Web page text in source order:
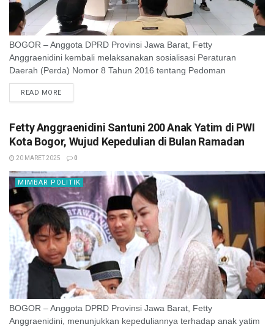
BOGOR – Anggota DPRD Provinsi Jawa Barat, Fetty
Anggraenidini kembali melaksanakan sosialisasi Peraturan
Daerah (Perda) Nomor 8 Tahun 2016 tentang Pedoman
Pelayanan Kepemudaan. Dalam giat Sosialisasi Perda (Sosper)
kali ini, ...
READ MORE
Fetty Anggraenidini Santuni 200 Anak Yatim di PWI
Kota Bogor, Wujud Kepedulian di Bulan Ramadan
20 MARET 2025 0
MIMBAR POLITIK
BOGOR – Anggota DPRD Provinsi Jawa Barat, Fetty
Anggraenidini, menunjukkan kepeduliannya terhadap anak yatim